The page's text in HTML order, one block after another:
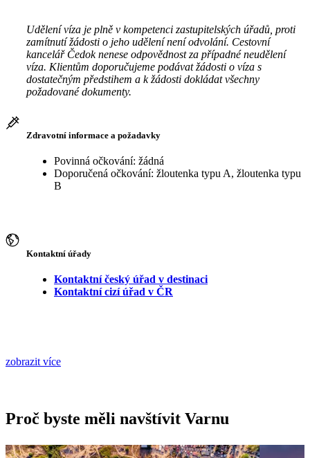
Udělení víza je plně v kompetenci zastupitelských úřadů, proti
zamítnutí žádosti o jeho udělení není odvolání. Cestovní
kancelář Čedok nenese odpovědnost za případné neudělení
víza. Klientům doporučujeme podávat žádosti o víza s
dostatečným předstihem a k žádosti dokládat všechny
požadované dokumenty.
Zdravotní informace a požadavky
Povinná očkování: žádná
Doporučená očkování: žloutenka typu A, žloutenka typu
B
Kontaktní úřady
Kontaktní český úřad v destinaci
Kontaktní cizí úřad v ČR
zobrazit více
Proč byste měli navštívit Varnu